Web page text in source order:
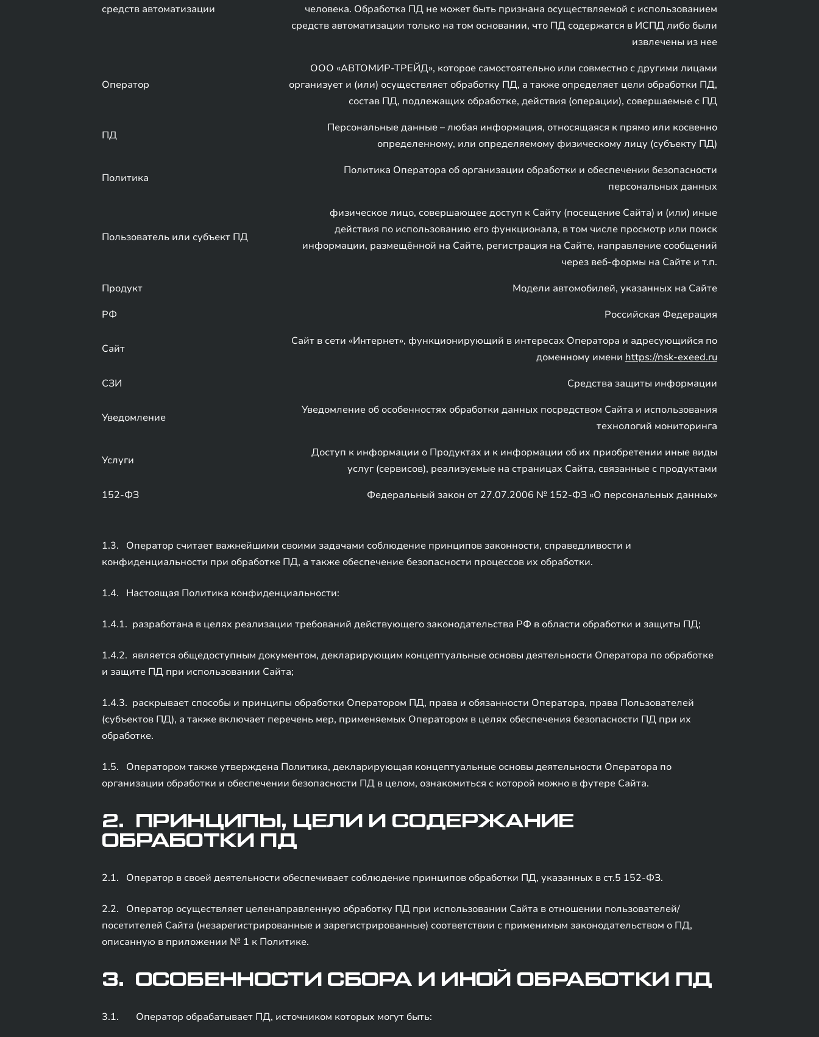
средств автоматизации
человека. Обработка ПД не может быть признана осуществляемой с использованием
средств автоматизации только на том основании, что ПД содержатся в ИСПД либо были
извлечены из нее
Оператор
ООО «АВТОМИР-ТРЕЙД», которое самостоятельно или совместно с другими лицами
организует и (или) осуществляет обработку ПД, а также определяет цели обработки ПД,
состав ПД, подлежащих обработке, действия (операции), совершаемые с ПД
ПД
Персональные данные – любая информация, относящаяся к прямо или косвенно
определенному, или определяемому физическому лицу (субъекту ПД)
Политика
Политика Оператора об организации обработки и обеспечении безопасности
персональных данных
Пользователь или субъект ПД
физическое лицо, совершающее доступ к Сайту (посещение Сайта) и (или) иные
действия по использованию его функционала, в том числе просмотр или поиск
информации, размещённой на Сайте, регистрация на Сайте, направление сообщений
через веб-формы на Сайте и т.п.
Продукт
Модели автомобилей, указанных на Сайте
РФ
Российская Федерация
Сайт
Сайт в сети «Интернет», функционирующий в интересах Оператора и адресующийся по
доменному имени https://nsk-exeed.ru
СЗИ
Средства защиты информации
Уведомление
Уведомление об особенностях обработки данных посредством Сайта и использования
технологий мониторинга
Услуги
Доступ к информации о Продуктах и к информации об их приобретении иные виды
услуг (сервисов), реализуемые на страницах Сайта, связанные с продуктами
152-ФЗ
Федеральный закон от 27.07.2006 № 152-ФЗ «О персональных данных»
1.3. Оператор считает важнейшими своими задачами соблюдение принципов законности, справедливости и
конфиденциальности при обработке ПД, а также обеспечение безопасности процессов их обработки.
1.4. Настоящая Политика конфиденциальности:
1.4.1. разработана в целях реализации требований действующего законодательства РФ в области обработки и защиты ПД;
1.4.2. является общедоступным документом, декларирующим концептуальные основы деятельности Оператора по обработке
и защите ПД при использовании Сайта;
1.4.3. раскрывает способы и принципы обработки Оператором ПД, права и обязанности Оператора, права Пользователей
(субъектов ПД), а также включает перечень мер, применяемых Оператором в целях обеспечения безопасности ПД при их
обработке.
1.5. Оператором также утверждена Политика, декларирующая концептуальные основы деятельности Оператора по
организации обработки и обеспечении безопасности ПД в целом, ознакомиться с которой можно в футере Сайта.
2. ПРИНЦИПЫ, ЦЕЛИ И СОДЕРЖАНИЕ
ОБРАБОТКИ ПД
2.1. Оператор в своей деятельности обеспечивает соблюдение принципов обработки ПД, указанных в ст.5 152-ФЗ.
2.2. Оператор осуществляет целенаправленную обработку ПД при использовании Сайта в отношении пользователей/
посетителей Сайта (незарегистрированные и зарегистрированные) соответствии с применимым законодательством о ПД,
описанную в приложении № 1 к Политике.
3. ОСОБЕННОСТИ СБОРА И ИНОЙ ОБРАБОТКИ ПД
3.1. Оператор обрабатывает ПД, источником которых могут быть: